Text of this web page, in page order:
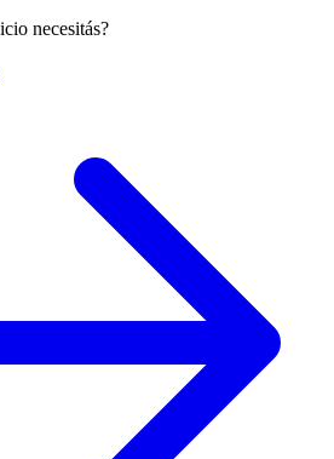
necesitás?